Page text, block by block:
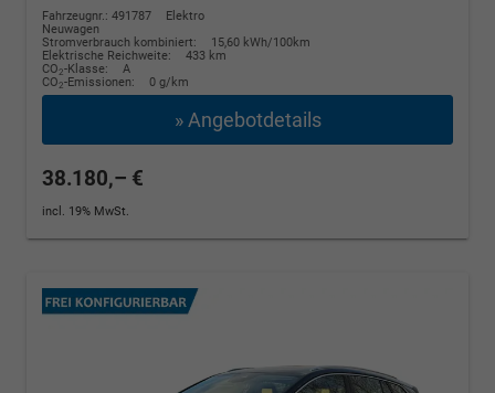
Fahrzeugnr.: 491787
Elektro
Neuwagen
Stromverbrauch kombiniert:
15,60 kWh/100km
Elektrische Reichweite:
433 km
CO2-Klasse:
A
CO2-Emissionen: 0 g/km
» Angebotdetails
38.180,– €
incl. 19% MwSt.